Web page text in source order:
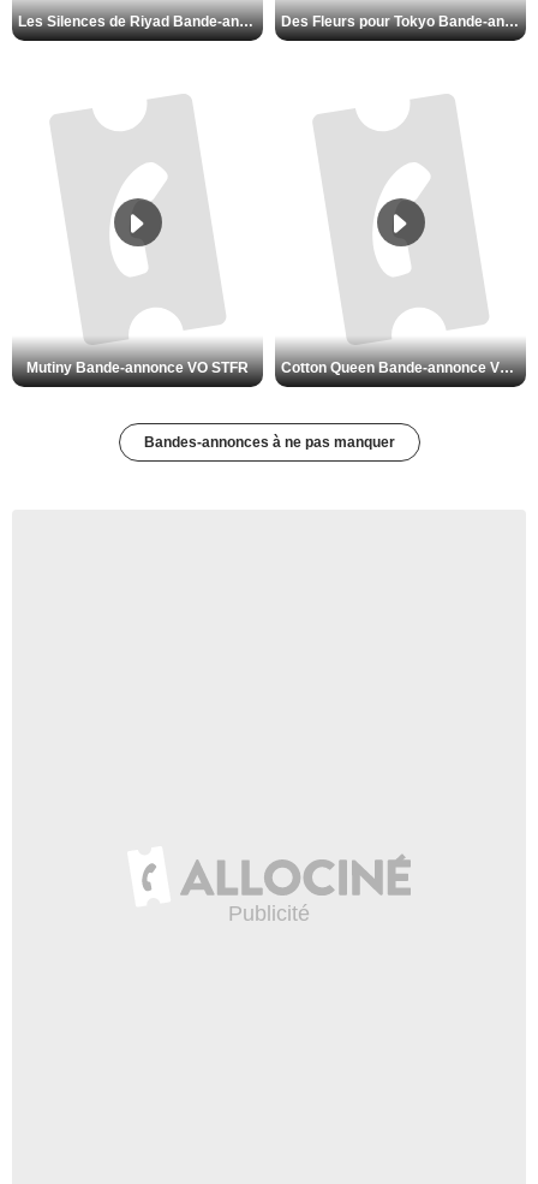
Les Silences de Riyad Bande-annonce VO STFR Des Fleurs pour Tokyo Bande-annonce VO STFR
Mutiny Bande-annonce VO STFR Cotton Queen Bande-annonce VO STFR
Bandes-annonces à ne pas manquer